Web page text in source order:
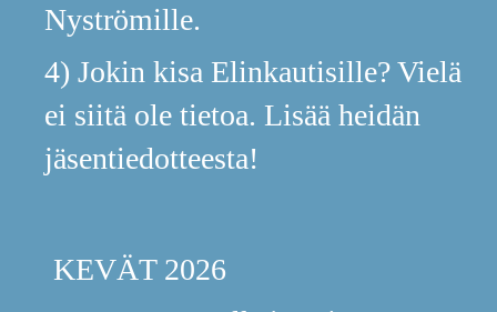
Nyströmille.
4) Jokin kisa Elinkautisille? Vielä
ei siitä ole tietoa. Lisää heidän
jäsentiedotteesta!
KEVÄT 2026